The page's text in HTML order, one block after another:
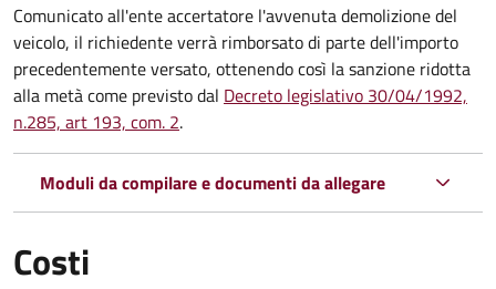
Comunicato all'ente accertatore l'avvenuta demolizione del
veicolo, il richiedente verrà rimborsato di parte dell'importo
precedentemente versato, ottenendo così la sanzione ridotta
alla metà come previsto dal Decreto legislativo 30/04/1992,
n.285, art 193, com. 2.
Moduli da compilare e documenti da allegare
Costi